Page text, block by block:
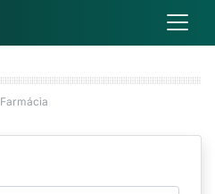
Farmácia